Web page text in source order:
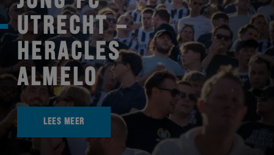
UTRECHT –
HERACLES
ALMELO
LEES MEER